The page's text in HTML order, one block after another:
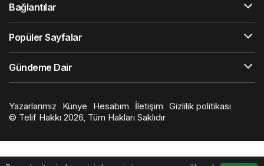
Bağlantılar
Popüler Sayfalar
Gündeme Dair
Yazarlarımız Künye Hesabım İletişim Gizlilik politikası
© Telif Hakkı 2026, Tüm Hakları Saklıdır